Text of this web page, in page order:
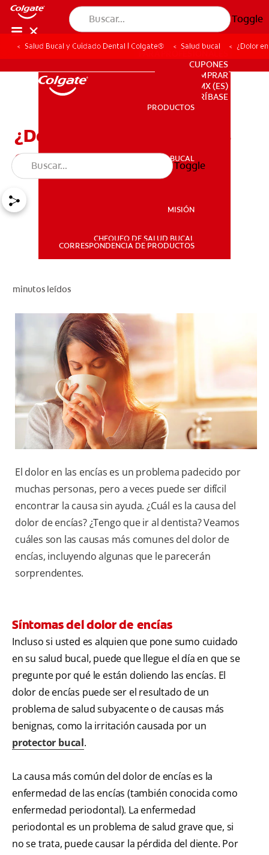
Toggle
PRODUCTOS
SALUD BUCAL
DONDE COMPRAR
PARA PROFESIONALES
CUPONES
DONDE COMPRAR
MX (ES)
SUSCRÍBASE
PRODUCTOS
SALUD BUCAL
MISIÓN
CHEQUEO DE SALUD BUCAL
CORRESPONDENCIA DE PRODUCTOS
Toggle
Salud Bucal y Cuidado Dental | Colgate® Salud bucal ¿Dolor
¿Dolor en las encías? Tres
causas sorprendentes
minutos leídos
El dolor en las encías es un problema padecido por
muchas personas, pero a veces puede ser difícil
encontrar la causa sin ayuda. ¿Cuál es la causa del
dolor de encías? ¿Tengo que ir al dentista? Veamos
cuáles son las causas más comunes del dolor de
encías, incluyendo algunas que le parecerán
sorprendentes.
Síntomas del dolor de encías
Incluso si usted es alquien que pone sumo cuidado
en su salud bucal, puede que llegue el día en que se
pregunte por qué le están doliendo las encías. El
dolor de encías puede ser el resultado de un
problema de salud subyacente o de causas más
benignas, como la irritación causada por un
protector bucal.
La causa más común del dolor de encías es la
enfermedad de las encías (también conocida como
enfermedad periodontal). La enfermedad
periodontal es un problema de salud grave que, si
no se trata, puede causar la pérdida del diente. Por